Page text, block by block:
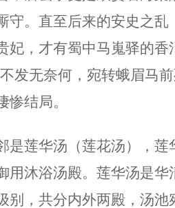
守。直至后来的安史之乱
妃，才有蜀中马嵬驿的香
发无奈何，宛转蛾眉马
惨结局。
莲华汤（莲花汤），莲
用沐浴汤殿。莲华汤是华
别，共分内外两殿，汤池